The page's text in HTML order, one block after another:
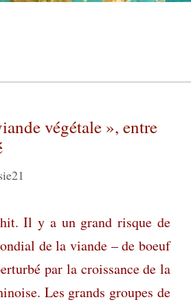
végétale », entre
Il y a un grand risque de
de la viande – de boeuf
par la croissance de la
Les grands groupes de